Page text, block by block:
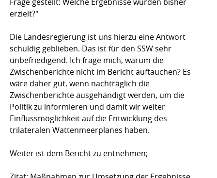
erzielt?"
Die Landesregierung ist uns hierzu eine Antwort
schuldig geblieben. Das ist für den SSW sehr
unbefriedigend. Ich frage mich, warum die
Zwischenberichte nicht im Bericht auftauchen? Es
wäre daher gut, wenn nachträglich die
Zwischenberichte ausgehändigt werden, um die
Politik zu informieren und damit wir weiter
Einflussmöglichkeit auf die Entwicklung des
trilateralen Wattenmeerplanes haben.
Weiter ist dem Bericht zu entnehmen;